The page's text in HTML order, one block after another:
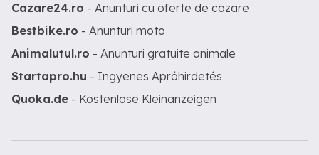
Cazare24.ro - Anunturi cu oferte de cazare
Bestbike.ro - Anunturi moto
Animalutul.ro - Anunturi gratuite animale
Startapro.hu - Ingyenes Apróhirdetés
Quoka.de - Kostenlose Kleinanzeigen